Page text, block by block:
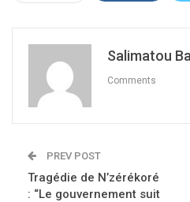
Salimatou
Comments
PREV POST
Tragédie de N’zérékoré
: “Le gouvernement suit